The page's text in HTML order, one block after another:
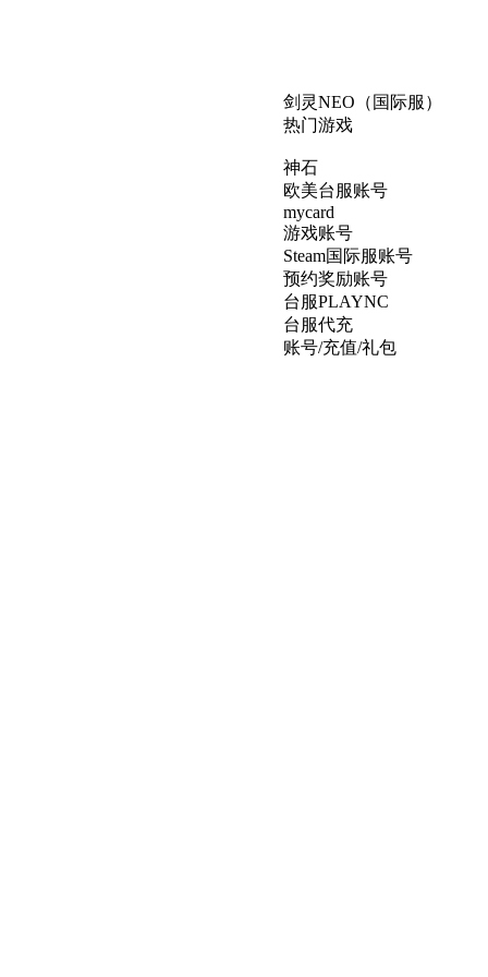
剑灵NEO（国际服）
热门游戏
神石
欧美台服账号
mycard
游戏账号
Steam国际服账号
预约奖励账号
台服PLAYNC
台服代充
账号/充值/礼包